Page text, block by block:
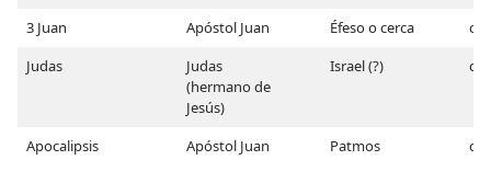
3 Juan
Apóstol Juan Éfeso o cerca
c.
Judas
Judas
(hermano de
Jesús)
Israel (?) c.
Apocalipsis Apóstol Juan Patmos c.